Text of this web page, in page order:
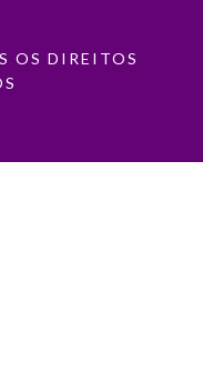
OS DIREITOS